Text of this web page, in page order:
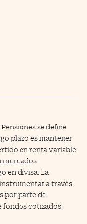
se define
plazo es mantener
en renta variable
mercados
en divisa. La
a través
por parte de
fondos cotizados